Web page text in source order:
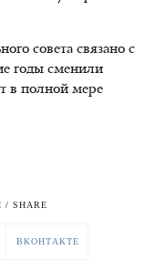
совета связано с
годы сменили
в полной мере
SHARE
ВКОНТАКТЕ